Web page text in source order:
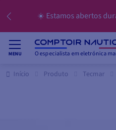
☀️ Estamos abertos
MENU O especialista em eletrónica
Início Produto Tecmar